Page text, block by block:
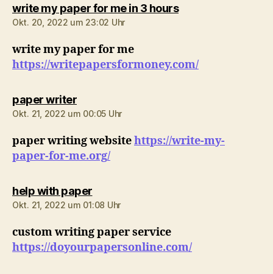
write my paper for me in 3 hourssagt:
Okt. 20, 2022 um 23:02 Uhr
write my paper for me
https://writepapersformoney.com/
paper writersagt:
Okt. 21, 2022 um 00:05 Uhr
paper writing websitehttps://write-my-
paper-for-me.org/
help with papersagt:
Okt. 21, 2022 um 01:08 Uhr
custom writing paper service
https://doyourpapersonline.com/